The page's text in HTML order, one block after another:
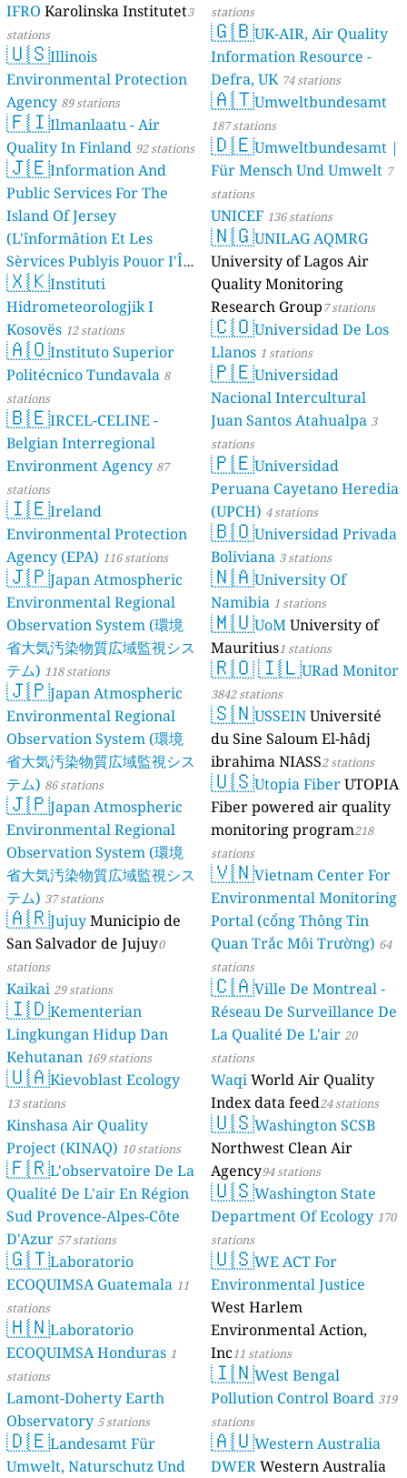
IFRO Karolinska Institutet3
stations
🇺🇸Illinois
Environmental Protection
Agency 89 stations
🇫🇮Ilmanlaatu - Air
Quality In Finland 92 stations
🇯🇪Information And
Public Services For The
Island Of Jersey
(L'înformâtion Et Les
Sèrvices Publyis Pouor I'Île
Dé Jèrri) 2 stations
🇽🇰Instituti
Hidrometeorologjik I
Kosovës 12 stations
🇦🇴Instituto Superior
Politécnico Tundavala 8
stations
🇧🇪IRCEL-CELINE -
Belgian Interregional
Environment Agency 87
stations
🇮🇪Ireland
Environmental Protection
Agency (EPA) 116 stations
🇯🇵Japan Atmospheric
Environmental Regional
Observation System (環境
省大気汚染物質広域監視シス
テム) 118 stations
🇯🇵Japan Atmospheric
Environmental Regional
Observation System (環境
省大気汚染物質広域監視シス
テム) 86 stations
🇯🇵Japan Atmospheric
Environmental Regional
Observation System (環境
省大気汚染物質広域監視シス
テム) 37 stations
🇦🇷Jujuy Municipio de
San Salvador de Jujuy0
stations
Kaikai 29 stations
🇮🇩Kementerian
Lingkungan Hidup Dan
Kehutanan 169 stations
🇺🇦Kievoblast Ecology
13 stations
Kinshasa Air Quality
Project (KINAQ) 10 stations
🇫🇷L'observatoire De La
Qualité De L'air En Région
Sud Provence-Alpes-Côte
D'Azur 57 stations
🇬🇹Laboratorio
ECOQUIMSA Guatemala 11
stations
🇭🇳Laboratorio
ECOQUIMSA Honduras 1
stations
Lamont-Doherty Earth
Observatory 5 stations
🇩🇪Landesamt Für
Umwelt, Naturschutz Und
stations
🇬🇧UK-AIR, Air Quality
Information Resource -
Defra, UK 74 stations
🇦🇹Umweltbundesamt
187 stations
🇩🇪Umweltbundesamt |
Für Mensch Und Umwelt 7
stations
UNICEF 136 stations
🇳🇬UNILAG AQMRG
University of Lagos Air
Quality Monitoring
Research Group7 stations
🇨🇴Universidad De Los
Llanos 1 stations
🇵🇪Universidad
Nacional Intercultural
Juan Santos Atahualpa 3
stations
🇵🇪Universidad
Peruana Cayetano Heredia
(UPCH) 4 stations
🇧🇴Universidad Privada
Boliviana 3 stations
🇳🇦University Of
Namibia 1 stations
🇲🇺UoMUniversity of
Mauritius1 stations
🇷🇴🇮🇱URad Monitor
3842 stations
🇸🇳USSEINUniversité
du Sine Saloum El-hâdj
ibrahima NIASS2 stations
🇺🇸Utopia FiberUTOPIA
Fiber powered air quality
monitoring program218
stations
🇻🇳Vietnam Center For
Environmental Monitoring
Portal (cổng Thông Tin
Quan Trắc Môi Trường) 64
stations
🇨🇦Ville De Montreal -
Réseau De Surveillance De
La Qualité De L'air 20
stations
WaqiWorld Air Quality
Index data feed24 stations
🇺🇸Washington SCSB
Northwest Clean Air
Agency94 stations
🇺🇸Washington State
Department Of Ecology 170
stations
🇺🇸WE ACT For
Environmental Justice
West Harlem
Environmental Action,
Inc11 stations
🇮🇳West Bengal
Pollution Control Board 319
stations
🇦🇺Western Australia
DWERWestern Australia